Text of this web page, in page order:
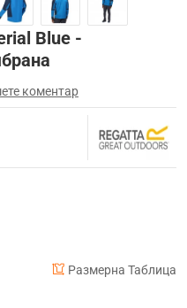
Blue -
коментар
Размерна Таблица